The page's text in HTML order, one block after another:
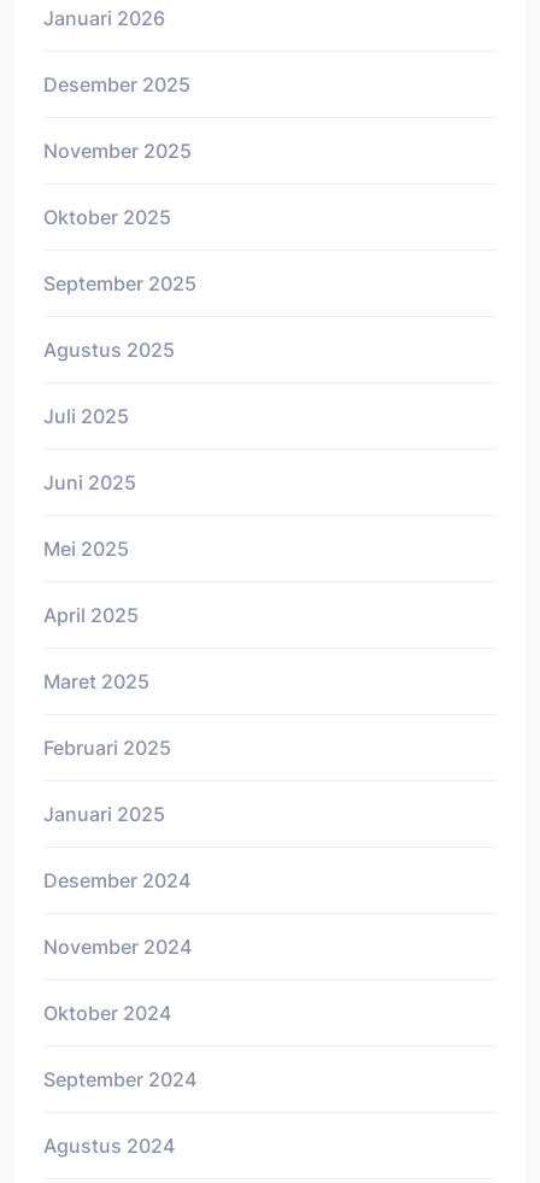
Januari 2026
Desember 2025
November 2025
Oktober 2025
September 2025
Agustus 2025
Juli 2025
Juni 2025
Mei 2025
April 2025
Maret 2025
Februari 2025
Januari 2025
Desember 2024
November 2024
Oktober 2024
September 2024
Agustus 2024